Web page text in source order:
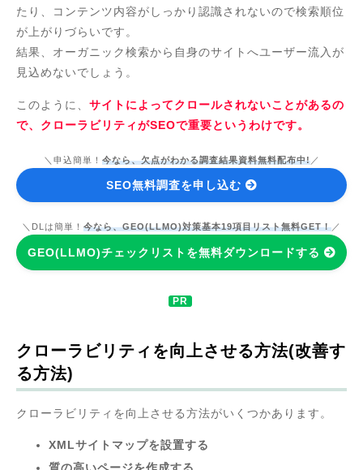
たり、コンテンツ内容がしっかり認識されないので検索順位
が上がりづらいです。
結果、オーガニック検索から自身のサイトへユーザー流入が
見込めないでしょう。
このように、 サイトによってクロールされないことがあるの
で、クローラビリティがSEOで重要というわけです。
＼申込簡単！ 今なら、欠点がわかる調査結果資料無料配布中!／
SEO無料調査を申し込む
＼DLは簡単！ 今なら、GEO(LLMO)対策基本19項目リスト無料GET！ ／
GEO(LLMO)チェックリストを無料ダウンロードする
クローラビリティを向上させる方法(改善す
る方法)
クローラビリティを向上させる方法がいくつかあります。
XMLサイトマップを設置する